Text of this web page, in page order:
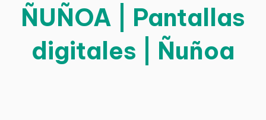
ÑUÑOA | Pantallas
digitales | Ñuñoa